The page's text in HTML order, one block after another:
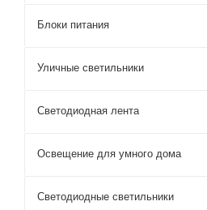
Блоки питания
Уличные светильники
Светодиодная лента
Освещение для умного дома
Светодиодные светильники